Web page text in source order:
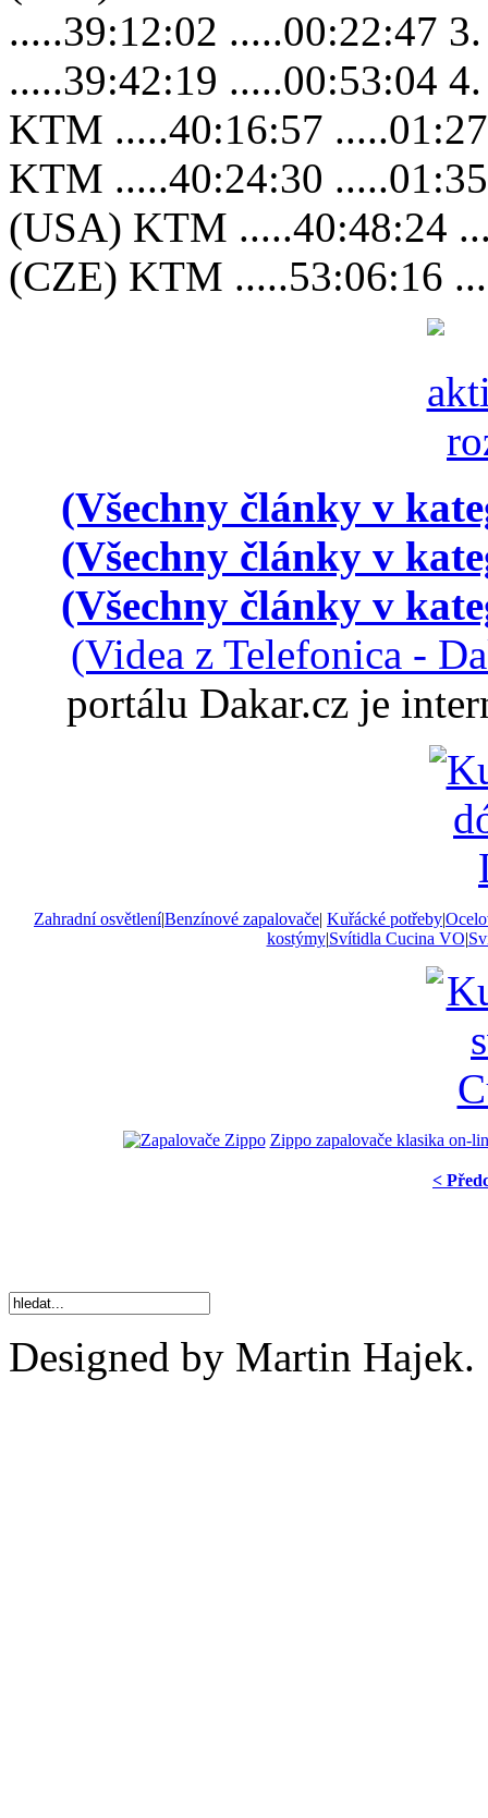
.....39:12:02 .....00:22:47
.....39:42:19 .....00:53:04
KTM .....40:16:57
KTM .....40:24:30
(USA) KTM .....40:48:24
(CZE) KTM .....53:06:16
(Všechny články v
(Všechny články v
(Všechny články v
(Videa z Telefonica -
portálu Dakar.cz je
Zahradní osvětlení|Benzínové zapalovače| Kuřácké potřeby|
kostýmy|Svítidla Cucina VO|
Zippo zapalovače klasika on-
<
Designed by Martin Hajek.